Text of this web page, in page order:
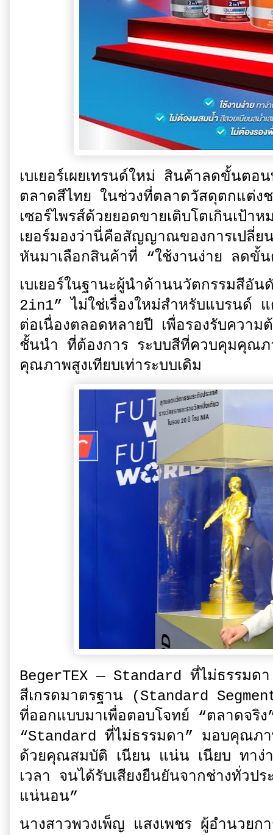
เบเยอร์เผยเทรนด์ใหม่ สินค้าลดขั้นต
ตลาดสีไทย ในช่วงที่ตลาดวัสดุตกแต่ง
เซอร์ไพรส์ด้วยยอดขายเติบโตเกินเป้
เยอร์มองว่านี่คือสัญญาณของการเปลี่
หันมาเลือกสินค้าที่ “ใช้งานง่าย ลด
เบเยอร์ในฐานะผู้นำด้านนวัตกรรมสีอั
2in1” ไม่ใช่เรื่องใหม่สำหรับแบรนด์
ต่อเนื่องตลอดหลายปี เพื่อรองรับควา
ชั้นนำ ที่ต้องการ ระบบสีที่ควบคุมคุณ
คุณภาพสูงเทียบเท่าระบบเดิม
BegerTEX — Standard ที่ไม่ธรรมด
สีเกรดมาตรฐาน (Standard
ที่ออกแบบมาเพื่อตอบโจทย์ “ตลาดจริ
“Standard ที่ไม่ธรรมดา” มอบคุณภา
ด้วยคุณสมบัติ เนียน แน่น เนียบ ทาง่
เวลา จนได้รับเสียงยืนยันจากช่างทั่ว
แน่นอน”
นางสาวพวงเพ็ญ แสงเพชร ผู้อำนวยก